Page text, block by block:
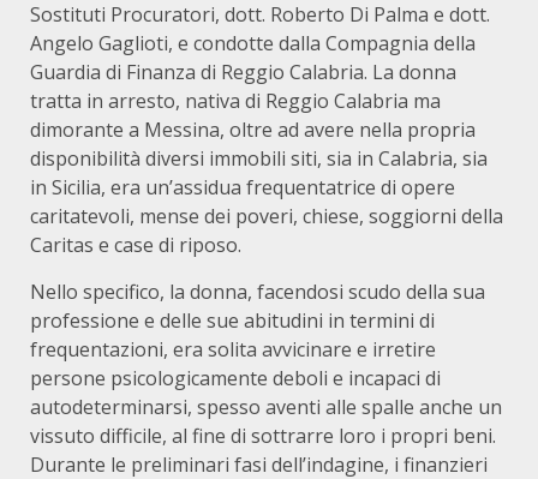
Sostituti Procuratori, dott. Roberto Di Palma e dott.
Angelo Gaglioti, e condotte dalla Compagnia della
Guardia di Finanza di Reggio Calabria. La donna
tratta in arresto, nativa di Reggio Calabria ma
dimorante a Messina, oltre ad avere nella propria
disponibilità diversi immobili siti, sia in Calabria, sia
in Sicilia, era un’assidua frequentatrice di opere
caritatevoli, mense dei poveri, chiese, soggiorni della
Caritas e case di riposo.
Nello specifico, la donna, facendosi scudo della sua
professione e delle sue abitudini in termini di
frequentazioni, era solita avvicinare e irretire
persone psicologicamente deboli e incapaci di
autodeterminarsi, spesso aventi alle spalle anche un
vissuto difficile, al fine di sottrarre loro i propri beni.
Durante le preliminari fasi dell’indagine, i finanzieri